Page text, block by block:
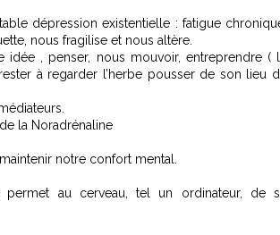
dépression existentielle : fatigue
nous fragilise et nous altère.
idée , penser, nous mouvoir, entreprendre (
à regarder l’herbe pousser de son lieu
la Noradrénaline
notre confort mental.
permet au cerveau, tel un ordinateur, de